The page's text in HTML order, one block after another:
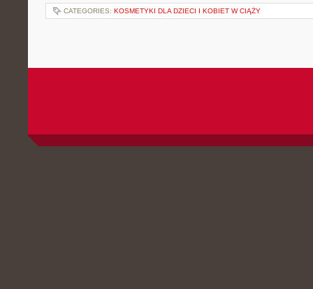
CATEGORIES: KOSMETYKI DLA DZIECI I KOBIET W CIĄŻY